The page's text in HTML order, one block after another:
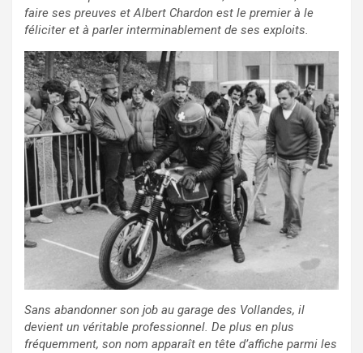
faire ses preuves et Albert Chardon est le premier à le
féliciter et à parler interminablement de ses exploits.
Sans abandonner son job au garage des Vollandes, il
devient un véritable professionnel. De plus en plus
fréquemment, son nom apparaît en tête d’affiche parmi les